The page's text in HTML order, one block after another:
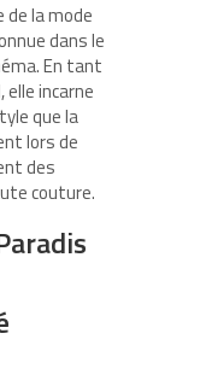
de la mode
dans le
En tant
elle incarne
que la
lors de
des
couture.